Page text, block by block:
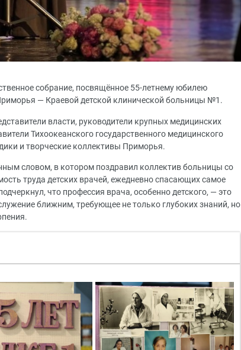
собрание, посвящённое 55-летнему юбилею
— Краевой детской клинической больницы №1.
власти, руководители крупных медицинских
Тихоокеанского государственного медицинского
и творческие коллективы Приморья.
словом, в котором поздравил коллектив больницы со
труда детских врачей, ежедневно спасающих самое
что профессия врача, особенно детского, — это
ближним, требующее не только глубоких знаний, но